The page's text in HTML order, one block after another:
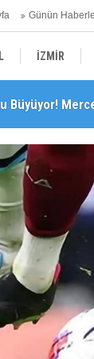
Günün
İZMİR
SAĞLIK
Büyüyor!